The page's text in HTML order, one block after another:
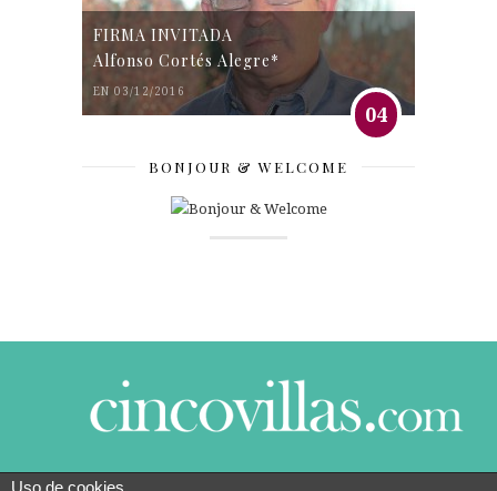
FIRMA INVITADA
Alfonso Cortés Alegre*
EN 03/12/2016
04
BONJOUR & WELCOME
Uso de cookies